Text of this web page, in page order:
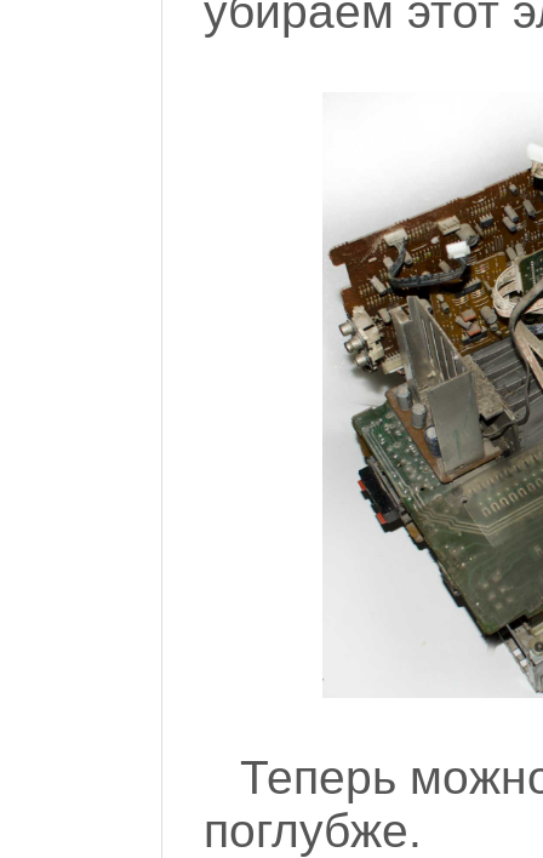
убираем этот
Теперь
поглубже.